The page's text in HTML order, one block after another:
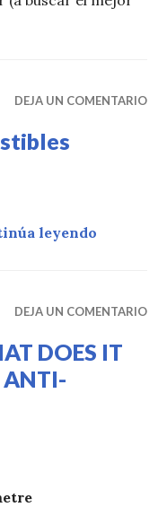
DEJA UN COMENTARIO
leyendo
DEJA UN COMENTARIO
DOES IT
ANTI-